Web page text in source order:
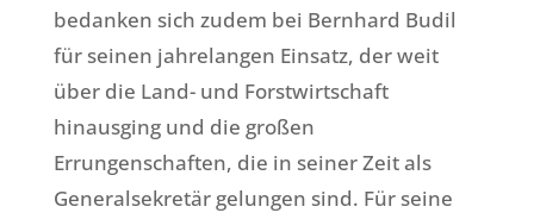
bedanken sich zudem bei Bernhard Budil
für seinen jahrelangen Einsatz, der weit
über die Land- und Forstwirtschaft
hinausging und die großen
Errungenschaften, die in seiner Zeit als
Generalsekretär gelungen sind. Für seine